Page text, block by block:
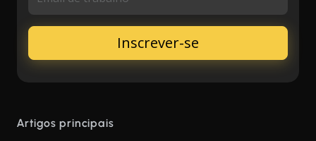
Artigos principais